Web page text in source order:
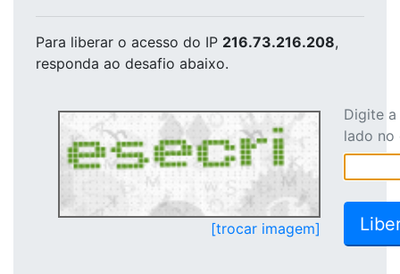
Para liberar o acesso do IP 216.73.216.208,
responda ao desafio abaixo.
[trocar imagem]
Digite
lado no